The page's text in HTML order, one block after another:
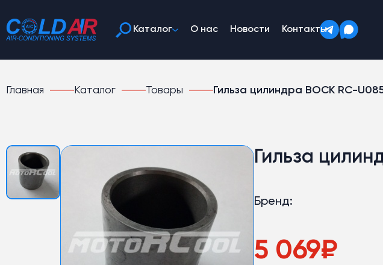
Каталог О нас Новости Контакты
Главная Каталог Товары Гильза цилиндра BOCK RC-
Гильза
Бренд:
5 069₽